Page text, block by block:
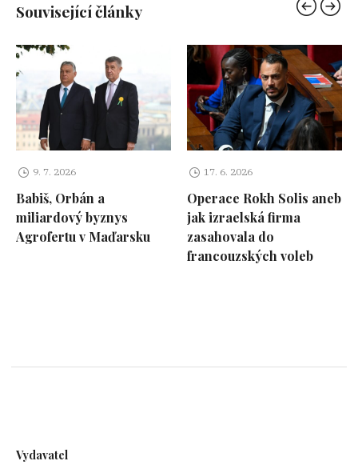
Související články
9. 7. 2026
Babiš, Orbán a
miliardový byznys
Agrofertu v Maďarsku
17. 6. 2026
Operace Rokh Solis aneb
jak izraelská firma
zasahovala do
francouzských voleb
Vydavatel